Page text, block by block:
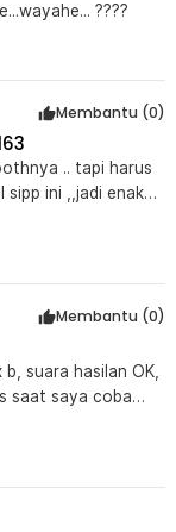
????
Membantu (0)
.. tapi harus
sipp ini ,,jadi enak
Membantu (0)
suara hasilan OK,
saat saya coba
ok-lah, hasilan
salon aktip akari